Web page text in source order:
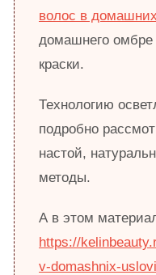
волос в
домашнего омбре
краски.
Технологию
подробно
настой,
методы.
А в этом
https://
v-domashnix-